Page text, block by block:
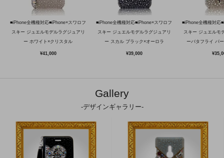
■iPhone全機種対応■iPhone×スワロフ
スキー ジュエルモデルラグジュアリ
ー ホワイト×クリスタル
¥41,000
■iPhone全機種対応■iPhone×スワロフ
スキー ジュエルモデルラグジュアリ
ー スカル ブラック×オーロラ
¥39,000
■iPhone全機種対応
スキー ジュエルモ
ーバタフライ パ
Gallery
-デザインギャラリー-